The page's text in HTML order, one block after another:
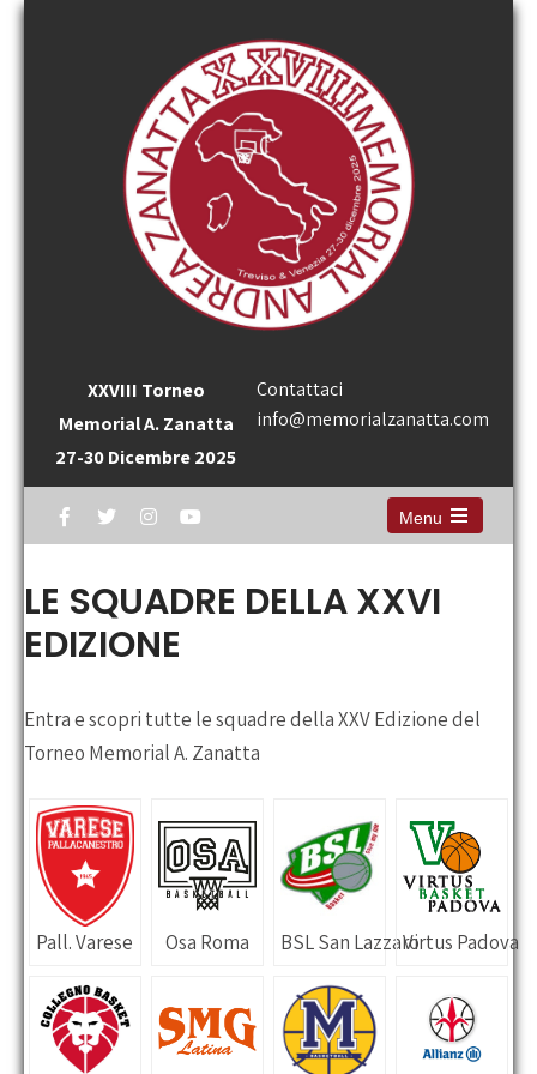
XXVIII Torneo
Memorial A. Zanatta
27-30 Dicembre 2025
Contattaci
info@memorialzanatta.com
Menu
Open
menu
LE SQUADRE DELLA XXVI
EDIZIONE
Entra e scopri tutte le squadre della XXV Edizione del
Torneo Memorial A. Zanatta
Pall. Varese Osa Roma BSL San LazzaroVirtus Padova